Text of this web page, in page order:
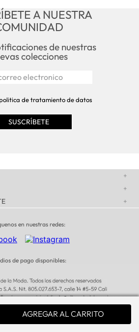
AGREGAR AL CARRITO
A NUESTRA
de nuestras
colecciones
de tratamiento de datos
+
+
+
en nuestras redes:
de pago disponibles: